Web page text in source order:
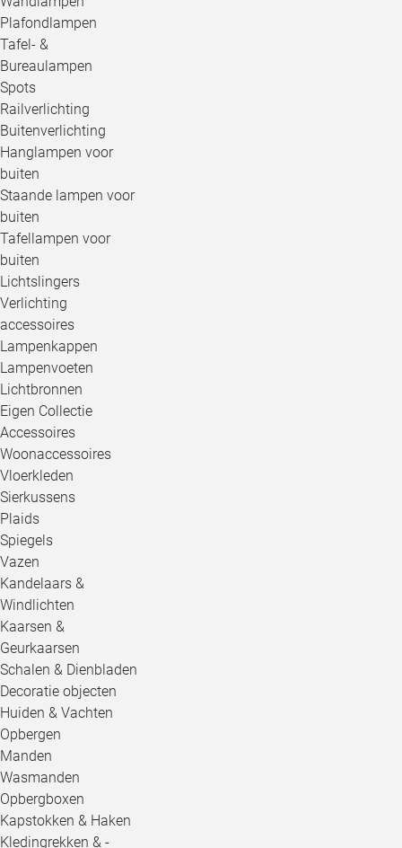
Plafondlampen
Tafel- &
Bureaulampen
Spots
Railverlichting
Buitenverlichting
Hanglampen voor
buiten
Staande lampen voor
buiten
Tafellampen voor
buiten
Lichtslingers
Verlichting
accessoires
Lampenkappen
Lampenvoeten
Lichtbronnen
Eigen Collectie
Accessoires
Woonaccessoires
Vloerkleden
Sierkussens
Plaids
Spiegels
Vazen
Kandelaars &
Windlichten
Kaarsen &
Geurkaarsen
Schalen & Dienbladen
Decoratie objecten
Huiden & Vachten
Opbergen
Manden
Wasmanden
Opbergboxen
Kapstokken & Haken
Kledingrekken & -